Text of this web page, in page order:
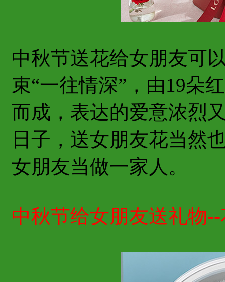
中秋节送花给女朋友可
束“一往情深”，由19朵红
而成，表达的爱意浓烈
日子，送女朋友花当然
女朋友当做一家人。
中秋节给女朋友送礼物